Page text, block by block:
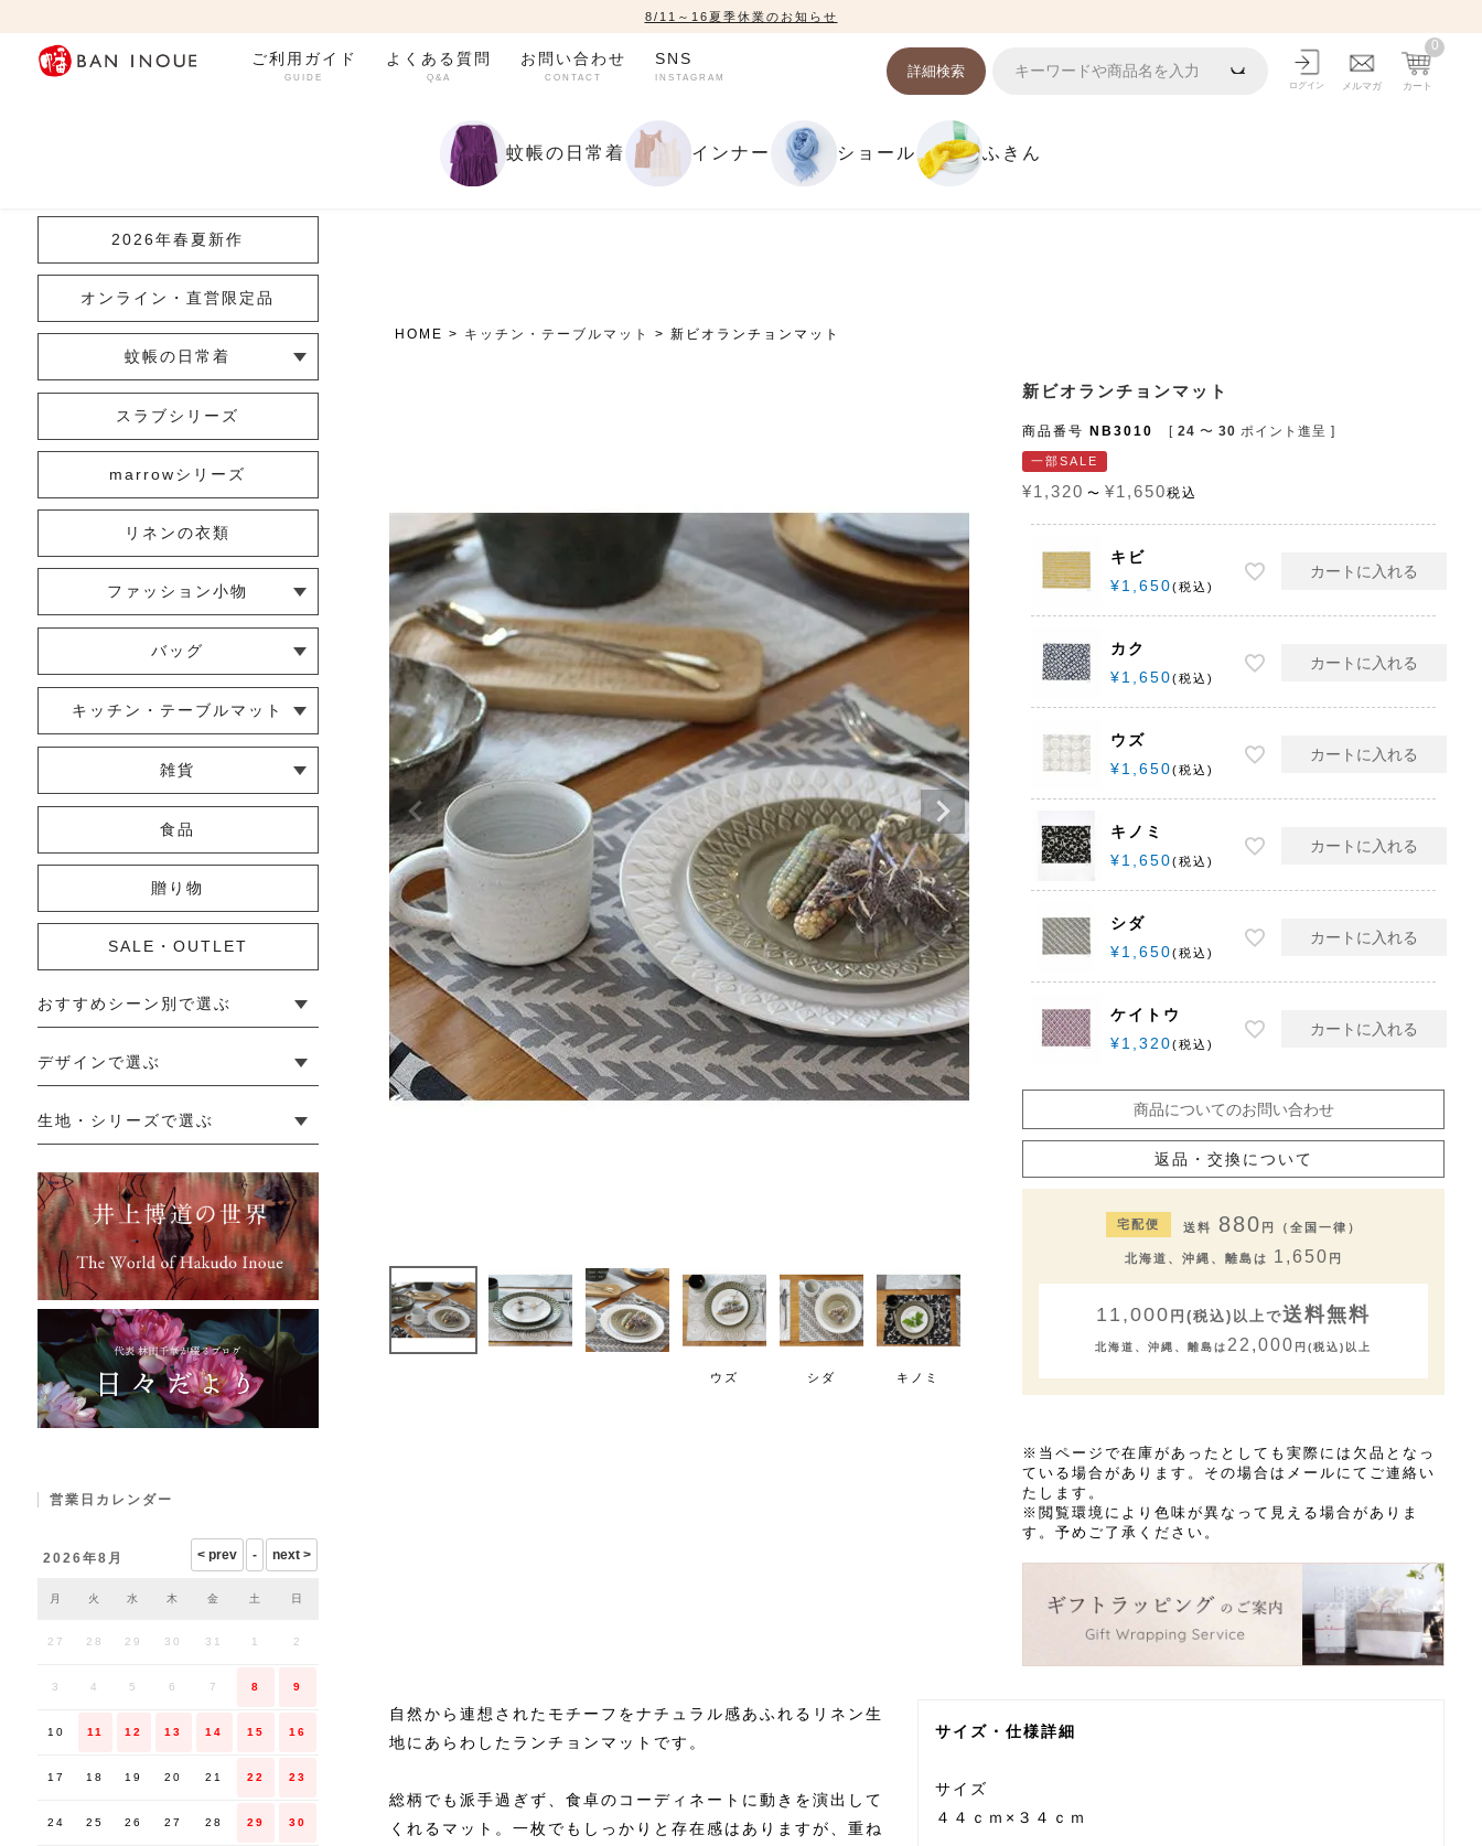
8/11～16夏季休業のお知らせ
ご利用ガイド
GUIDE
よくある質問
Q&A
お問い合わせ
CONTACT
SNS
INSTAGRAM 詳細検索
ログイン メルマガ
0
カート
蚊帳の日常着 インナー ショール ふきん
HOME キッチン・テーブルマット 新ビオランチョンマット
ウズ シダ キノミ カク ウズ キノミ
新ビオランチョンマット
商品番号 NB3010 [ 24 〜 30 ポイント進呈 ]
一部SALE
¥1,320 〜 ¥1,650税込
キビ
¥1,650 税込
カートに入れる
カク
¥1,650 税込
カートに入れる
ウズ
¥1,650 税込
カートに入れる
キノミ
¥1,650 税込
カートに入れる
シダ
¥1,650 税込
カートに入れる
ケイトウ
¥1,320 税込
カートに入れる
商品についてのお問い合わせ
返品・交換について
宅配便 送料 880 円（全国一律）
北海道、沖縄、離島は 1,650 円
11,000 円(税込)以上で送料無料
北海道、沖縄、離島は 22,000 円(税込)以上
※当ページで在庫があったとしても実際には欠品となっ
ている場合があります。その場合はメールにてご連絡い
たします。
※閲覧環境により色味が異なって見える場合がありま
す。予めご了承ください。
自然から連想されたモチーフをナチュラル感あふれるリネン生
地にあらわしたランチョンマットです。
総柄でも派手過ぎず、食卓のコーディネートに動きを演出して
くれるマット。一枚でもしっかりと存在感はありますが、重ね
サイズ・仕様詳細
サイズ
４４ｃｍ×３４ｃｍ
2026年春夏新作
オンライン・直営限定品
蚊帳の日常着
└ インナー
└ トップス
└ ワンピース
└ スカート
└ 羽織りもの
└ キッズ・ベビースラブシリーズ
marrowシリーズ
リネンの衣類
ファッション小物
└ ショール・ストール
└ 靴下・アームカバー
バッグ
└ ポシェット・ショルダーバッグ
└ トートバッグ
└ 巾着バッグ
キッチン・テーブルマット
└ 蚊帳のふきん
└ かっぽう着・エプロン
└ その他キッチン小物
└ ランチョンマット・プレースマ
ット
└ テーブルランナー・テーブルセ
ンター
雑貨
└ タオル・ハンカチ
食品
贈り物
SALE・OUTLET
おすすめシーン別で選ぶ
└ 新生活
└ 和装
└ 旅行
└ 快眠
└ お祝い
デザインで選ぶ
└ ゆったりデザイン
└ 小柄さんにおすすめデザイン
└ 袖付きデザイン
└ メンズ・ユニセックスデザイン
└ 暮らしの黒色特集
生地・シリーズで選ぶ
└ 手紬手織り麻
└ 先染め麻
└ からみ織
└ グレーズリネン
└ 綿麻帆布
└ リネンツイード
└ リネンハンプ
└ ざっくり麻
└ オーガニックの蚊帳
└ かやキノミシリーズ
└ ふちどりシリーズ
└ 花紋シリーズ
└ 小紋シリーズ
└ 華わびシリーズ
└ 波ステッチシリーズ
└ あゆみ鹿シリーズ
└ 森の鹿シリーズ
└ まほろばシリーズ
└ 刺し子渦シリーズ
└ 革の水玉シリーズ
└ 新ビオシリーズ
営業日カレンダー
2026年8月
月 火 水 木 金 土 日
27 28 29 30 31 1 2
3 4 5 6 7 8 9
10 11 12 13 14 15 16
17 18 19 20 21 22 23
24 25 26 27 28 29 30